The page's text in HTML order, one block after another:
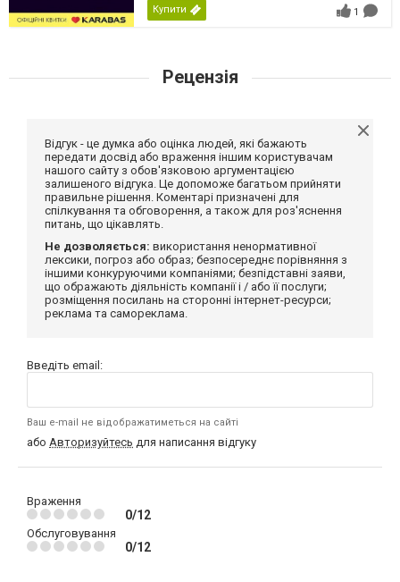
Купити 1
Рецензія
Відгук - це думка або оцінка людей, які бажають
передати досвід або враження іншим користувачам
нашого сайту з обов'язковою аргументацією
залишеного відгука. Це допоможе багатьом прийняти
правильне рішення. Коментарі призначені для
спілкування та обговорення, а також для роз'яснення
питань, що цікавлять.
Не дозволяється: використання ненормативної
лексики, погроз або образ; безпосереднє порівняння з
іншими конкуруючими компаніями; безпідставні заяви,
що ображають діяльність компанії і / або її послуги;
розміщення посилань на сторонні інтернет-ресурси;
реклама та самореклама.
Введіть email:
Ваш e-mail не відображатиметься на сайті
або Авторизуйтесь для написання відгуку
Враження
0/12
Обслуговування
0/12